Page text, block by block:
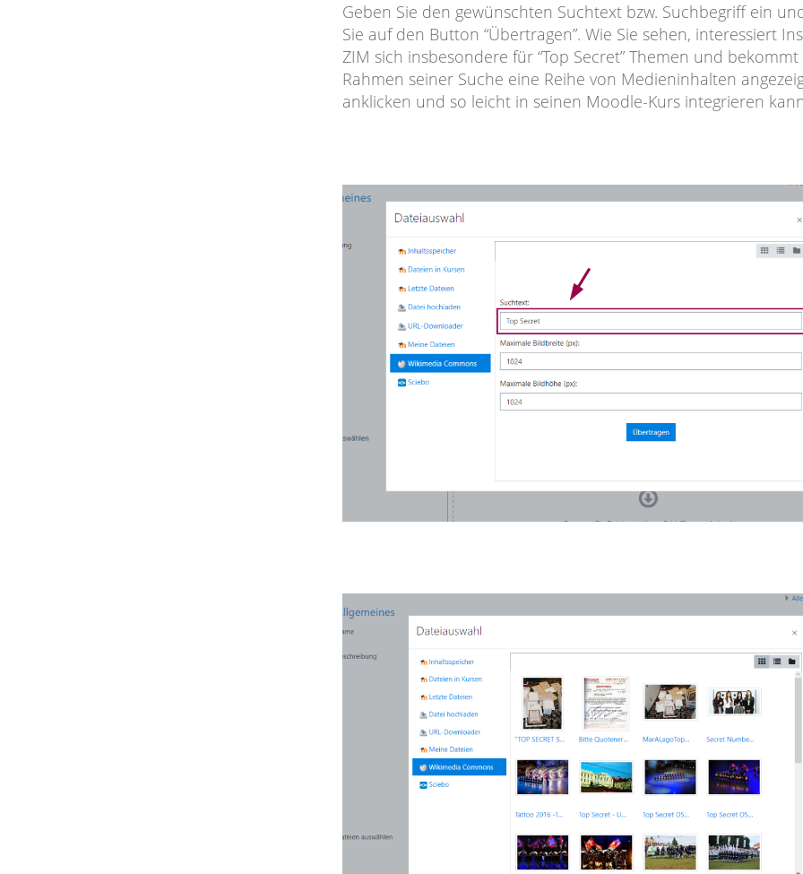
Geben Sie den gewünschten Suchtext bzw. Suchbegriff ein
Sie auf den Button “Übertragen”. Wie Sie sehen, interessiert
ZIM sich insbesondere für “Top Secret” Themen und bekommt
Rahmen seiner Suche eine Reihe von Medieninhalten
anklicken und so leicht in seinen Moodle-Kurs integrieren